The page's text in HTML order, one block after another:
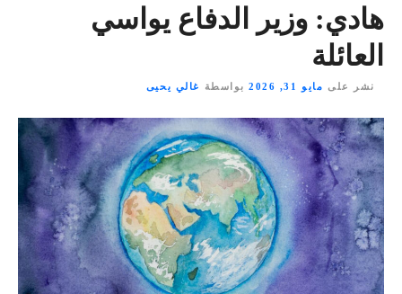
هادي: وزير الدفاع يواسي
العائلة
نشر على مايو 31, 2026 بواسطة غالي يحيى